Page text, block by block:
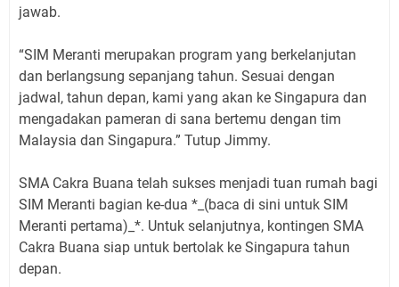
jawab.
“SIM Meranti merupakan program yang berkelanjutan
dan berlangsung sepanjang tahun. Sesuai dengan
jadwal, tahun depan, kami yang akan ke Singapura dan
mengadakan pameran di sana bertemu dengan tim
Malaysia dan Singapura.” Tutup Jimmy.
SMA Cakra Buana telah sukses menjadi tuan rumah bagi
SIM Meranti bagian ke-dua *_(baca di sini untuk SIM
Meranti pertama)_*. Untuk selanjutnya, kontingen SMA
Cakra Buana siap untuk bertolak ke Singapura tahun
depan.